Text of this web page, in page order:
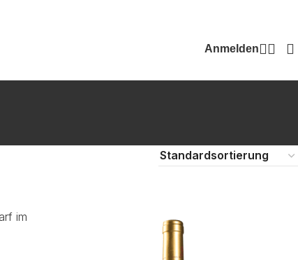
Anmelden